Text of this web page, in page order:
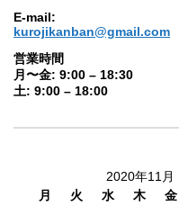
E-mail:
kurojikanban@gmail.com
営業時間
月〜金: 9:00 – 18:30
土: 9:00 – 18:00
2020年11月
月
火 水 木 金